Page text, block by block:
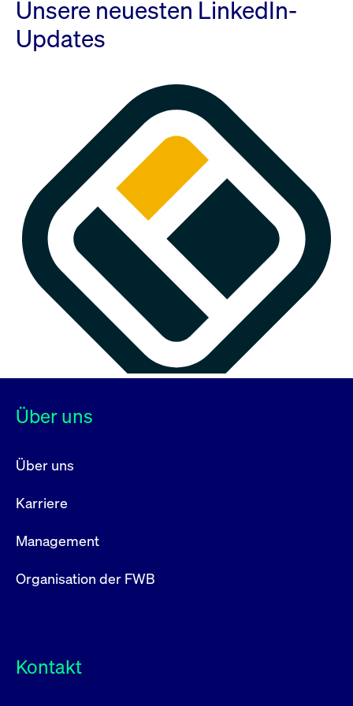
Unsere neuesten LinkedIn-
Updates
Über uns
Über uns
Karriere
Management
Organisation der FWB
Kontakt